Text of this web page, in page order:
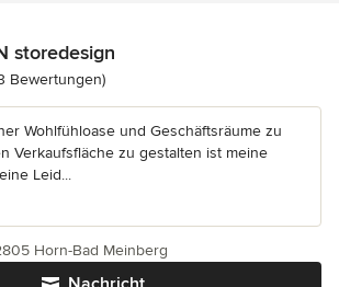
storedesign
5 von 5 Sternen
Bewertungen)
Wohlfühloase und Geschäftsräume zu
Verkaufsfläche zu gestalten ist meine
Leid...
Horn-Bad Meinberg